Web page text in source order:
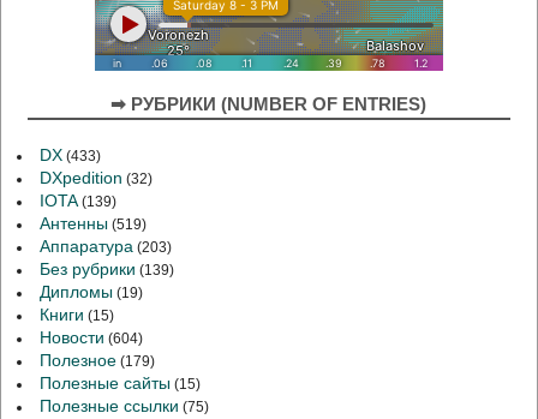
➡ РУБРИКИ (NUMBER OF ENTRIES)
DX (433)
DXpedition (32)
IOTA(139)
Антенны (519)
Аппаратура (203)
Без рубрики (139)
Дипломы (19)
Книги (15)
Новости (604)
Полезное (179)
Полезные сайты (15)
Полезные ссылки (75)